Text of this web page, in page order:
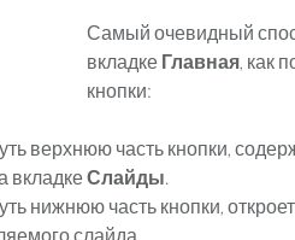
Самый очевидный
вкладке Главная, как
кнопки:
верхнюю часть кнопки,
вкладкеСлайды.
нижнюю часть кнопки,
слайда.